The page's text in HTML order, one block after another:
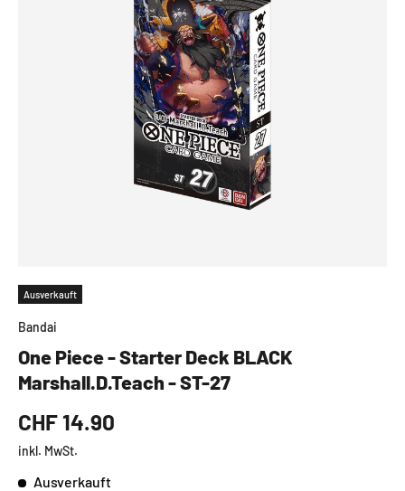
Ausverkauft
Bandai
One Piece - Starter Deck BLACK
Marshall.D.Teach - ST-27
CHF 14.90
inkl. MwSt.
Ausverkauft